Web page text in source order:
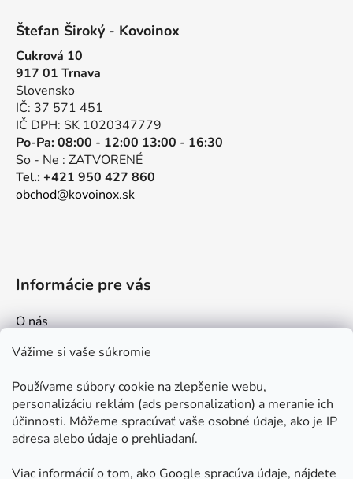
Vážime si vaše súkromie
Používame súbory cookie na zlepšenie webu,
personalizáciu reklám (ads personalization) a meranie ich
účinnosti. Môžeme spracúvať vaše osobné údaje, ako je IP
adresa alebo údaje o prehliadaní.
Viac informácií o tom, ako Google spracúva údaje, nájdete
Štefan Široký - Kovoinox
Cukrová 10
917 01 Trnava
Slovensko
IČ: 37 571 451
IČ DPH: SK 1020347779
Po-Pa: 08:00 - 12:00 13:00 - 16:30
So - Ne : ZATVORENÉ
Tel.: +421 950 427 860
obchod@kovoinox.sk
Informácie pre vás
O nás
Kontakt
Ako nakupovať
Obchodné podmienky
Ochrana osobných údajov
Odstúpenie od zmluvy